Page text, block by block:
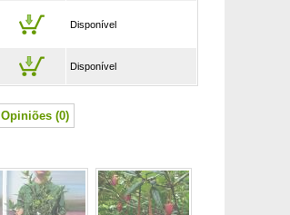
Disponível
Disponível
Opiniões (0)